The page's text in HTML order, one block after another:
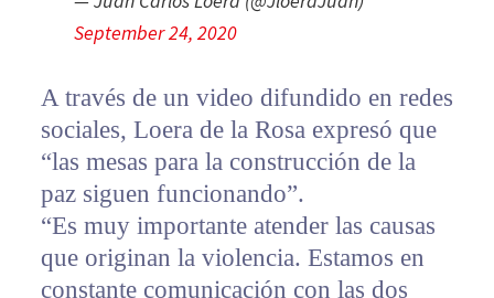
September 24, 2020
A través de un video difundido en redes
sociales, Loera de la Rosa expresó que
“las mesas para la construcción de la
paz siguen funcionando”.
“Es muy importante atender las causas
que originan la violencia. Estamos en
constante comunicación con las dos